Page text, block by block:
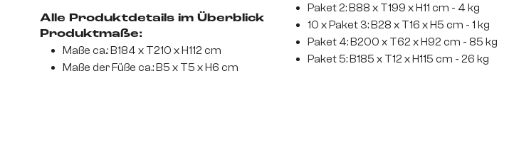
Alle Produktdetails im Überblick
Produktmaße:
Maße ca.: B184 x T210 x H112 cm
Maße der Füße ca.: B5 x T5 x H6 cm
Paket 2: B88 x T199 x H11 cm - 4 kg
10 x Paket 3: B28 x T16 x H5 cm - 1 kg
Paket 4: B200 x T62 x H92 cm - 85 kg
Paket 5: B185 x T12 x H115 cm - 26 kg